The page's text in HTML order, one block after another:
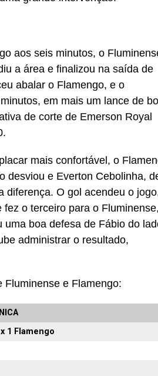
aos seis minutos, o
a área e finalizou na saída de
abalar o Flamengo, e o
em mais um lance de
de corte de Emerson Royal
mais confortável, o
desviou e Everton Cebolinha,
diferença. O gol acendeu o
o terceiro para o Fluminense,
uma boa defesa de Fábio do
administrar o resultado,
Fluminense e Flamengo:
1 Flamengo